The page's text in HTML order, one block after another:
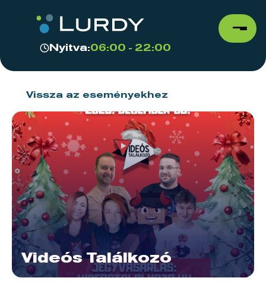
Nyitva:06:00 - 22:00
Vissza az eseményekhez
Videós Találkozó